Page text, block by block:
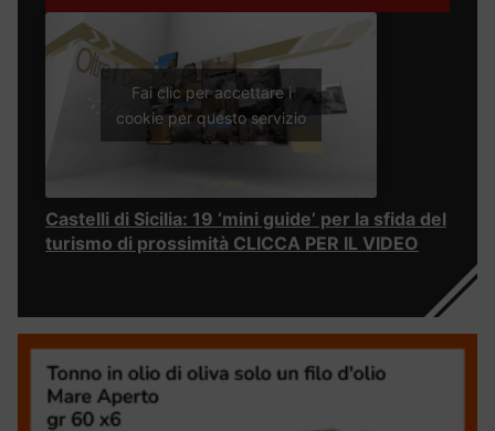
Fai clic per accettare i
cookie per questo servizio
Castelli di Sicilia: 19 ‘mini guide’ per la sfida del
turismo di prossimità CLICCA PER IL VIDEO